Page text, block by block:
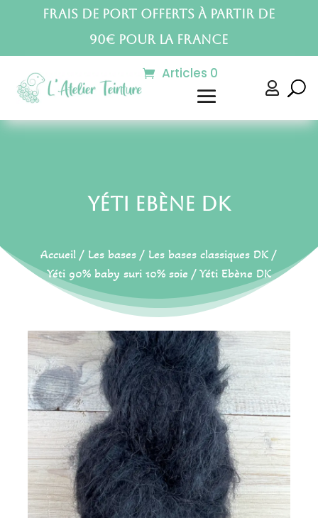
Frais de port offerts à partir de
90€ pour la France
Articles 0

Yéti Ebène DK
Accueil / Les bases / Les bases classiques DK /
Yéti 90% baby suri 10% soie / Yéti Ebène DK